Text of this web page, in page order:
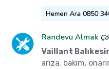
Hemen Ara 0850
Randevu Almak
Vaillant
arıza, bakım,